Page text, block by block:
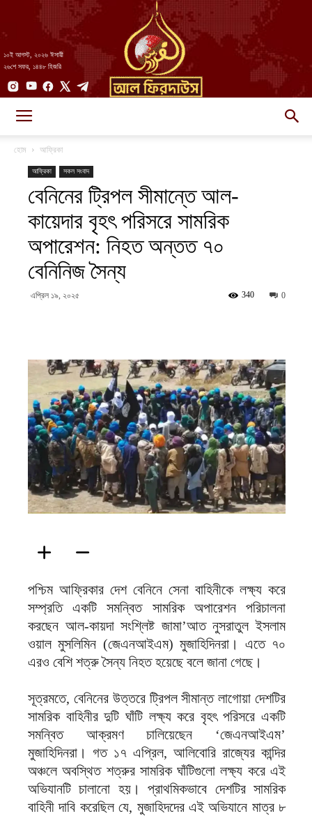
১০ই আগস্ট, ২০২৬ ঈসায়ী
২৬শে সফর, ১৪৪৮ হিজরি
||
আল-
হোম আফ্রিকা
আফ্রিকা সকল সংবাদ
বেনিনের ট্রিপল সীমান্তে আল-
কায়েদার বৃহৎ পরিসরে সামরিক
অপারেশন: নিহত অন্তত ৭০
বেনিনিজ সৈন্য
এপ্রিল ১৯, ২০২৫ 0
340
পশ্চিম আফ্রিকার দেশ বেনিনে সেনা বাহিনীকে লক্ষ্য করে
সম্প্রতি একটি সমন্বিত সামরিক অপারেশন পরিচালনা
করছেন আল-কায়দা সংশ্লিষ্ট জামা’আত নুসরাতুল ইসলাম
ওয়াল মুসলিমিন (জেএনআইএম) মুজাহিদিনরা। এতে ৭০
এরও বেশি শত্রু সৈন্য নিহত হয়েছে বলে জানা গেছে।
সূত্রমতে, বেনিনের উত্তরে ট্রিপল সীমান্ত লাগোয়া দেশটির
সামরিক বাহিনীর দুটি ঘাঁটি লক্ষ্য করে বৃহৎ পরিসরে একটি
সমন্বিত আক্রমণ চালিয়েছেন ‘জেএনআইএম’
মুজাহিদিনরা। গত ১৭ এপ্রিল, আলিবোরি রাজ্যের কান্দির
অঞ্চলে অবস্থিত শত্রুর সামরিক ঘাঁটিগুলো লক্ষ্য করে এই
অভিযানটি চালানো হয়। প্রাথমিকভাবে দেশটির সামরিক
বাহিনী দাবি করেছিল যে, মুজাহিদদের এই অভিযানে মাত্র ৮